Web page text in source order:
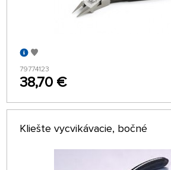
79774123
38,70 €
Kliešte vycvikávacie, bočné